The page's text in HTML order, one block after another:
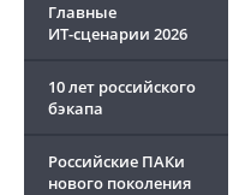
Главные
ИТ-сценарии 2026
10 лет российского
бэкапа
Российские ПАКи
нового поколения